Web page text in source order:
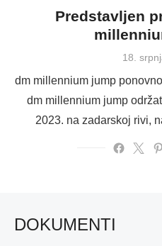
Predstavljen
Posted
18.
dm millennium jump
dm millennium jump
2023. na zadarskoj rivi,
DOKUMENTI